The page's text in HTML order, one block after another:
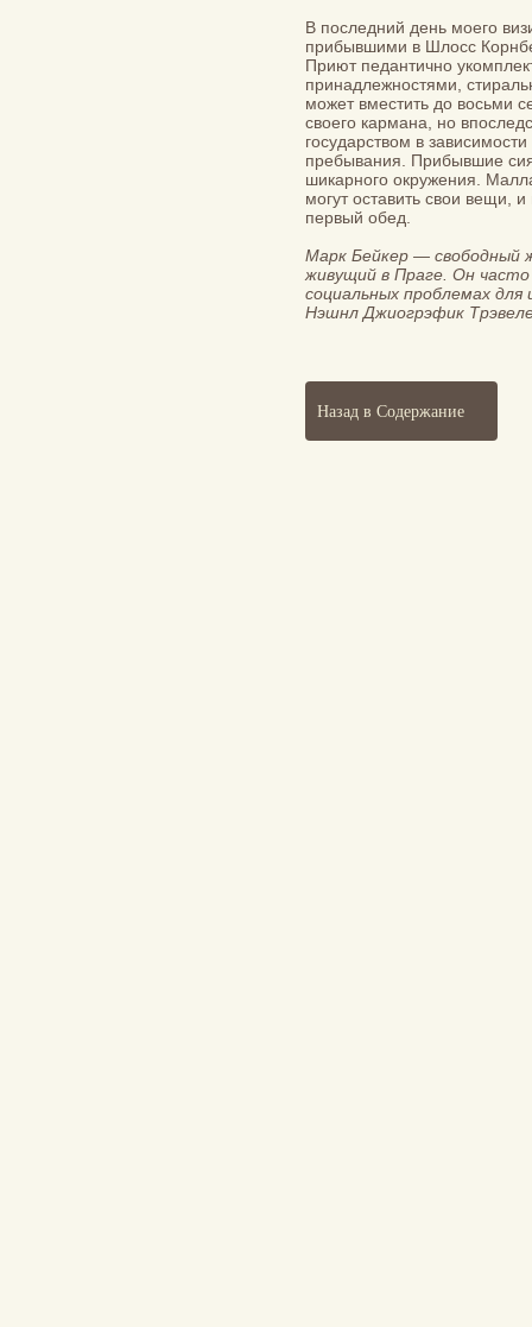
Назад в Содержание
В последний день моего
прибывшими в Шлосс
Приют педантично
принадлежностями,
может вместить до восьми
своего кармана, но
государством в
пребывания. Прибывшие
шикарного окружения.
могут оставить свои вещи,
первый обед.
Марк Бейкер — свободный
живущий в Праге. Он
социальных проблемах для
Нэшнл Джиогрэфик